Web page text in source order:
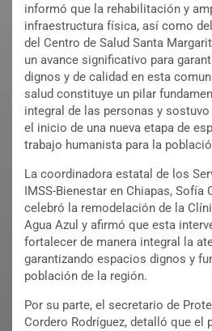
informó que la rehabilitación y
infraestructura física, así como
del Centro de Salud Santa
un avance significativo para
dignos y de calidad en esta
salud constituye un pilar
integral de las personas y
el inicio de una nueva etapa de
trabajo humanista para la
La coordinadora estatal de los
IMSS-Bienestar en Chiapas, Sofía
celebró la remodelación de la
Agua Azul y afirmó que esta
fortalecer de manera integral la
garantizando espacios dignos y
población de la región.
Por su parte, el secretario de
Cordero Rodríguez, detalló que el